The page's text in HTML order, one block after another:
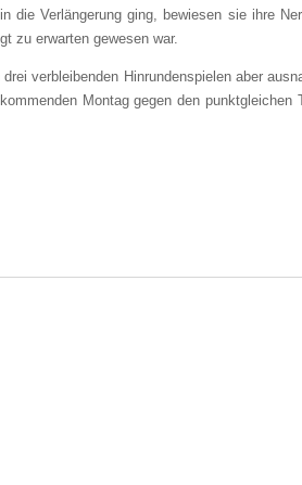
die Verlängerung ging, bewiesen sie ihre
zu erwarten gewesen war.
verbleibenden Hinrundenspielen aber
Montag gegen den punktgleichen